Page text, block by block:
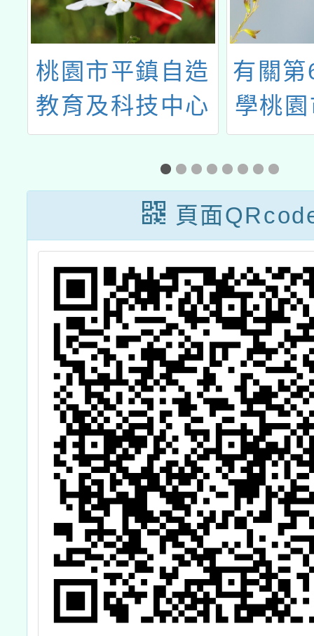
鎮自造
技中心
師研習
有關第64屆中小
學桃園市科學展
覽會第一階段報
名(市展)報名作
品命名原則一案
頁面